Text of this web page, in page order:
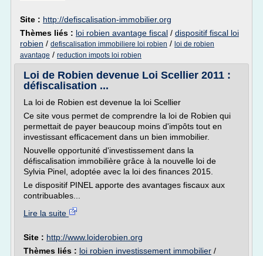
Site : http://defiscalisation-immobilier.org
Thèmes liés : loi robien avantage fiscal / dispositif fiscal loi
robien / defiscalisation immobiliere loi robien / loi de robien
avantage / reduction impots loi robien
Loi de Robien devenue Loi Scellier 2011 :
défiscalisation ...
La loi de Robien est devenue la loi Scellier
Ce site vous permet de comprendre la loi de Robien qui
permettait de payer beaucoup moins d'impôts tout en
investissant efficacement dans un bien immobilier.
Nouvelle opportunité d'investissement dans la
défiscalisation immobilière grâce à la nouvelle loi de
Sylvia Pinel, adoptée avec la loi des finances 2015.
Le dispositif PINEL apporte des avantages fiscaux aux
contribuables...
Lire la suite
Site : http://www.loiderobien.org
Thèmes liés : loi robien investissement immobilier /